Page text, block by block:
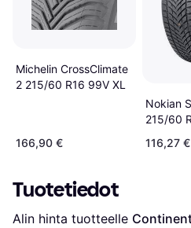
Michelin CrossClimate
2 215/60 R16 99V XL
166,90 €
Nokian
215/60
116,27 €
Tuotetiedot
Alin hinta tuotteelle